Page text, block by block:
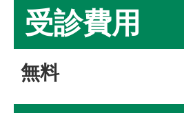
受診費用
無料